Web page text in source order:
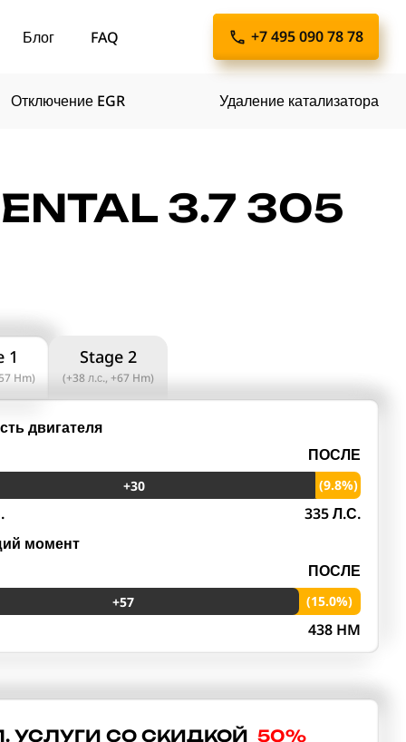
Блог FAQ +7 495 090 78 78
Отключение EGR Удаление катализатора
3.7 305
1
Hm)
Stage 2
(+38 л.с., +67 Hm)
двигателя
ПОСЛЕ
+30 (9.8%)
335 Л.С.
момент
ПОСЛЕ
+57 (15.0%)
438 HM
УСЛУГИ СО СКИДКОЙ 50%